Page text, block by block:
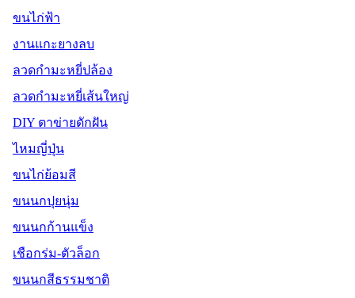
ขนไก่ฟ้า
งานแกะยางลบ
ลวดกำมะหยี่ปล้อง
ลวดกำมะหยี่เส้นใหญ่
DIY ตาข่ายดักฝัน
ไหมญี่ปุ่น
ขนไก่ย้อมสี
ขนนกปุยนุ่ม
ขนนกก้านแข็ง
เชือกร่ม-ตัวล็อก
ขนนกสีธรรมชาติ